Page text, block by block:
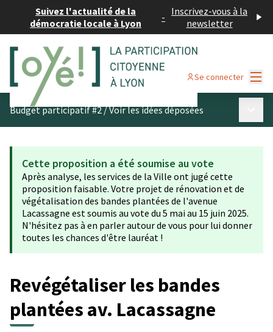
Suivez l'actualité de la
démocratie locale à Lyon
- Inscrivez-vous à la
newsletter
Se connecter
Budget participatif #2/Voir les idées déposées
Cette proposition a été soumise au vote
Après analyse, les services de la Ville ont jugé cette
proposition faisable. Votre projet de rénovation et de
végétalisation des bandes plantées de l'avenue
Lacassagne est soumis au vote du 5 mai au 15 juin 2025.
N'hésitez pas à en parler autour de vous pour lui donner
toutes les chances d'être lauréat !
Revégétaliser les bandes
plantées av. Lacassagne